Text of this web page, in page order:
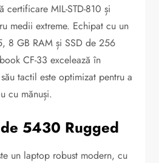
certificare MIL-STD-810 și
medii extreme. Echipat cu un
8 GB RAM și SSD de 256
CF-33 excelează în
tactil este optimizat pentru a
cu mănuși.
5430 Rugged
un laptop robust modern, cu